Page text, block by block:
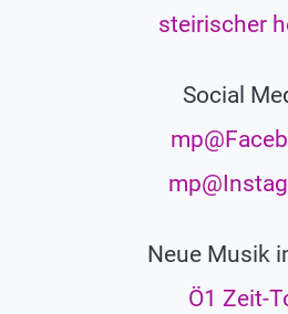
steirischer
Social
Neue Musik
Ö1 Zeit-